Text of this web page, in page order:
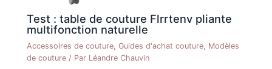
Test : table de couture Flrrtenv pliante
multifonction naturelle
Accessoires de couture,Guides d'achat couture, Modèles
de couture / Par Léandre Chauvin